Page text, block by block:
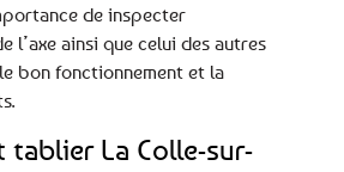
de inspecter
l’axe ainsi que celui des autres
bon fonctionnement et la
tablier La Colle-sur-